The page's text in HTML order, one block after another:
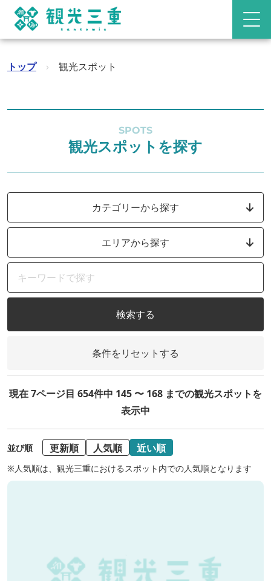
トップ › 観光スポット
SPOTS
観光スポットを探す
カテゴリーから探す
エリアから探す
検索する
条件をリセットする
現在 7ページ目 654件中 145 〜 168 までの観光スポットを
表示中
並び順 更新順 人気順 近い順
※人気順は、観光三重におけるスポット内での人気順となります